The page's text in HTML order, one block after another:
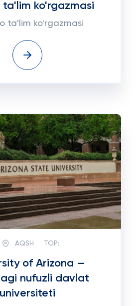
ta'lim ko'rgazmasi
ta'lim ko'rgazmasi
AQSH TOP:
of Arizona —
nufuzli davlat
universiteti